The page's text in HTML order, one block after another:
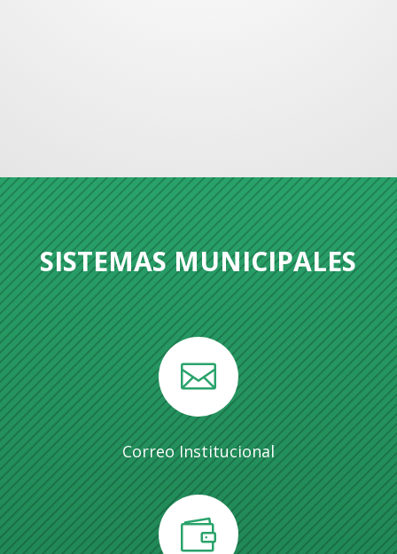
SISTEMAS MUNICIPALES

Correo Institucional
